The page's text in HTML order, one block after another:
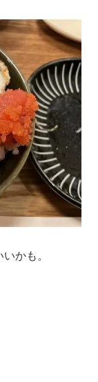
かも。